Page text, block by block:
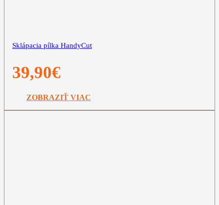
Sklápacia pílka HandyCut
39,90€
ZOBRAZIŤ VIAC